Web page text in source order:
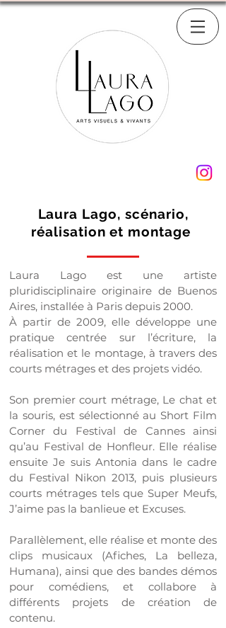
Laura Lago, scénario,
réalisation et montage
Laura Lago est une artiste
pluridisciplinaire originaire de Buenos
Aires, installée à Paris depuis 2000.
À partir de 2009, elle développe une
pratique centrée sur l’écriture, la
réalisation et le montage, à travers des
courts métrages et des projets vidéo.
Son premier court métrage, Le chat et
la souris, est sélectionné au Short Film
Corner du Festival de Cannes ainsi
qu’au Festival de Honfleur. Elle réalise
ensuite Je suis Antonia dans le cadre
du Festival Nikon 2013, puis plusieurs
courts métrages tels que Super Meufs,
J’aime pas la banlieue et Excuses.
Parallèlement, elle réalise et monte des
clips musicaux (Afiches, La belleza,
Humana), ainsi que des bandes démos
pour comédiens, et collabore à
différents projets de création de
contenu.